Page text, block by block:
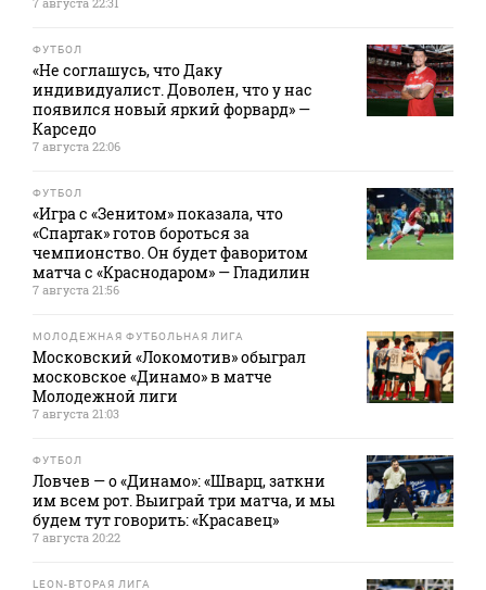
ФУТБОЛ
«Не соглашусь, что Даку
индивидуалист. Доволен, что у нас
появился новый яркий форвард» —
Карседо
7 августа 22:06
ФУТБОЛ
«Игра с «Зенитом» показала, что
«Спартак» готов бороться за
чемпионство. Он будет фаворитом
матча с «Краснодаром» — Гладилин
7 августа 21:56
МОЛОДЕЖНАЯ ФУТБОЛЬНАЯ ЛИГА
Московский «Локомотив» обыграл
московское «Динамо» в матче
Молодежной лиги
7 августа 21:03
ФУТБОЛ
Ловчев — о «Динамо»: «Шварц, заткни
им всем рот. Выиграй три матча, и мы
будем тут говорить: «Красавец»
7 августа 20:22
LEON-ВТОРАЯ ЛИГА